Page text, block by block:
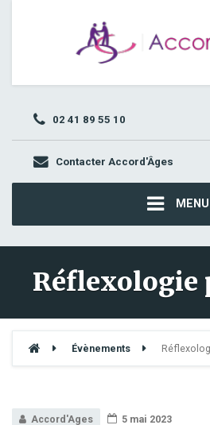
02 41 89 55 10
Contacter Accord'Âges
MENU
Réflexologie
Évènements
Accord'Ages 5 mai 2023